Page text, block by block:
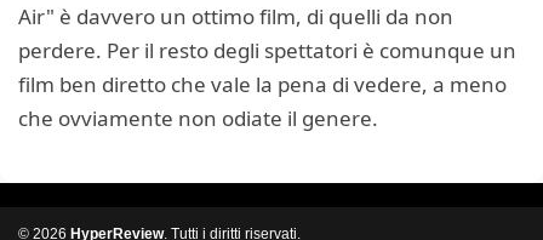
Air" è davvero un ottimo film, di quelli da non
perdere. Per il resto degli spettatori è comunque un
film ben diretto che vale la pena di vedere, a meno
che ovviamente non odiate il genere.
© 2026 HyperReview. Tutti i diritti riservati.